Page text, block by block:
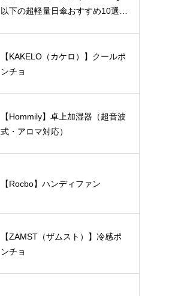
以下の超軽量日傘おすすめ10選
【KAKELO（カケロ）】クールポ
ンチョ
【Hommily】卓上加湿器（超音波
式・アロマ対応）
【Rocbo】ハンディファン
【ZAMST（ザムスト）】冷感ポ
ンチョ